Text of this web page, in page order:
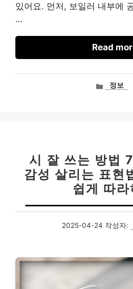
있어요. 먼저, 보일러 내부에
…
Read
카정보
시 잘 쓰는 방법
감성 살리는 표현
쉽게 따라
2025-04-24 작성자: